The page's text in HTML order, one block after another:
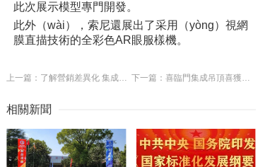
此次展示模型專門開發。
此外（wài），索尼還展出了采用（yòng）視網
膜直描技術的全彩色AR眼服樣機。
上一篇：了解營銷差異化 集成吊頂產品同質化 下一篇：喜臨門集成吊頂喜獲誠信（xìn）品牌和產品創新（xīn）獎
相關新聞